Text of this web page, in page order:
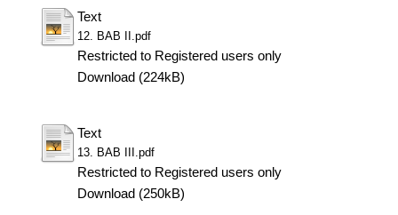
Text
12. BAB II.pdf
Restricted to Registered users only
Download (224kB)
Text
13. BAB III.pdf
Restricted to Registered users only
Download (250kB)